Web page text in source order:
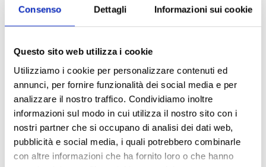
Consenso Dettagli Informazioni sui cookie
Questo sito web utilizza i cookie
Utilizziamo i cookie per personalizzare contenuti ed
annunci, per fornire funzionalità dei social media e per
analizzare il nostro traffico. Condividiamo inoltre
informazioni sul modo in cui utilizza il nostro sito con i
nostri partner che si occupano di analisi dei dati web,
pubblicità e social media, i quali potrebbero combinarle
con altre informazioni che ha fornito loro o che hanno
Se il Sauvignon di Attems fosse una canzone, sarebbe Beautiful
War dei Kings of Leon. Una band nata a Nashville, nel
Tennessee, con radici Southern rocke blues a cui nel tempo
hanno aggiunto sfumature più alternative. Un gruppo con origini
legate al territorio, insomma, ma che è diventato un successo
internazionale. Un po’ come il Sauvignon, uno dei vitigni
internazionali più diffusi ma che in Friuli, e da noi ad Attems,